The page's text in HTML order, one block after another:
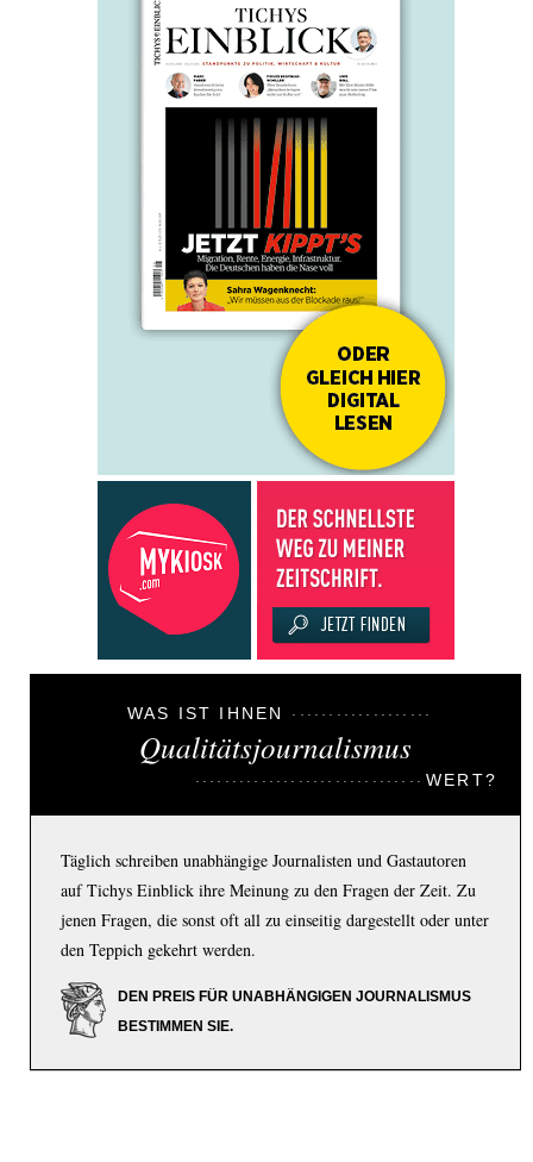
WAS IST IHNEN
Qualitätsjournalismus
WERT?
Täglich schreiben unabhängige Journalisten und Gastautoren
auf Tichys Einblick ihre Meinung zu den Fragen der Zeit. Zu
jenen Fragen, die sonst oft all zu einseitig dargestellt oder unter
den Teppich gekehrt werden.
DEN PREIS FÜR UNABHÄNGIGEN JOURNALISMUS
BESTIMMEN SIE.